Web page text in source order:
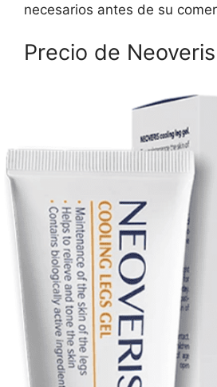
necesarios antes de su
Precio de Neoveris